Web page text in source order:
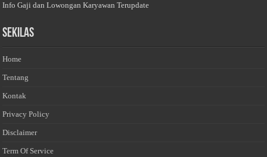
Info Gaji dan Lowongan Karyawan Terupdate
Sekilas
Home
Tentang
Kontak
Privacy Policy
Disclaimer
Term Of Service